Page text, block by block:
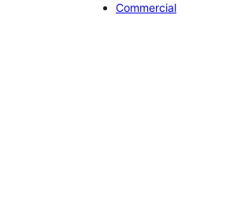
Commercial